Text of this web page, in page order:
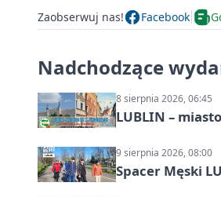
Zaobserwuj nas! Facebook
Nadchodzące
8 sierpnia 2026, 06:45
LUBLIN –
9 sierpnia 2026, 08:00
Spacer Męski